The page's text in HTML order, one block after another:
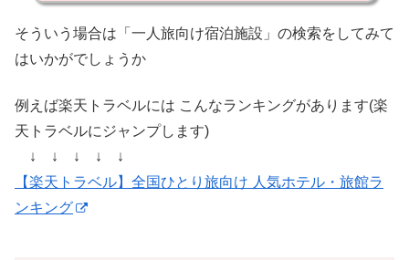
そういう場合は「一人旅向け宿泊施設」の検索をしてみて
はいかがでしょうか
例えば楽天トラベルには こんなランキングがあります(楽
天トラベルにジャンプします)
↓ ↓ ↓ ↓ ↓
【楽天トラベル】全国ひとり旅向け 人気ホテル・旅館ラ
ンキング